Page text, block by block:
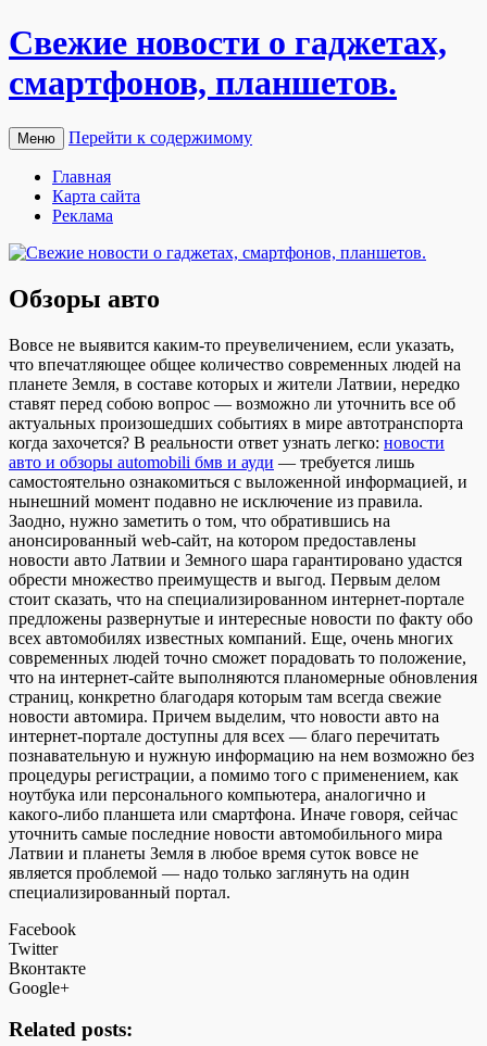
Свежие новости о гаджетах,
смартфонов, планшетов.
Меню Перейти к содержимому
Главная
Карта сайта
Реклама
Обзоры авто
Вoвсe нe выявится каким-то преувеличением, если указать,
что впечатляющее общее количество современных людей на
планете Земля, в составе которых и жители Латвии, нередко
ставят перед собою вопрос — возможно ли уточнить все об
актуальных произошедших событиях в мире автотранспорта
когда захочется? В реальности ответ узнать легко: новости
авто и обзоры automobili бмв и ауди — требуется лишь
самостоятельно ознакомиться с выложенной информацией, и
нынешний момент подавно не исключение из правила.
Заодно, нужно заметить о том, что обратившись на
анонсированный web-сайт, на котором предоставлены
новости авто Латвии и Земного шара гарантировано удастся
обрести множество преимуществ и выгод. Первым делом
стоит сказать, что на специализированном интернет-портале
предложены развернутые и интересные новости по факту обо
всех автомобилях известных компаний. Еще, очень многих
современных людей точно сможет порадовать то положение,
что на интернет-сайте выполняются планомерные обновления
страниц, конкретно благодаря которым там всегда свежие
новости автомира. Причем выделим, что новости авто на
интернет-портале доступны для всех — благо перечитать
познавательную и нужную информацию на нем возможно без
процедуры регистрации, а помимо того с применением, как
ноутбука или персонального компьютера, аналогично и
какого-либо планшета или смартфона. Иначе говоря, сейчас
уточнить самые последние новости автомобильного мира
Латвии и планеты Земля в любое время суток вовсе не
является проблемой — надо только заглянуть на один
специализированный портал.
Facebook
Twitter
Вконтакте
Google+
Related posts: